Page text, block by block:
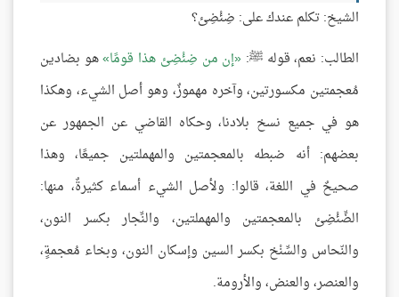
الشيخ: تكلم عندك على: ضِئْضِئ؟
الطالب: نعم، قوله ﷺ: إن من ضِئْضِئ هذا قومًا هو بضادين
مُعجمتين مكسورتين، وآخره مهموزٌ، وهو أصل الشيء، وهكذا
هو في جميع نسخ بلادنا، وحكاه القاضي عن الجمهور عن
بعضهم: أنه ضبطه بالمعجمتين والمهملتين جميعًا، وهذا
صحيحٌ في اللغة، قالوا: ولأصل الشيء أسماء كثيرةٌ، منها:
الضِّئْضِئ بالمعجمتين والمهملتين، والنِّجار بكسر النون،
والنّحاس والسِّنْخ بكسر السين وإسكان النون، وبخاء مُعجمةٍ،
والعنصر، والعنض، والأرومة.